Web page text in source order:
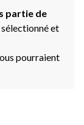
partie de
sélectionné et
pourraient